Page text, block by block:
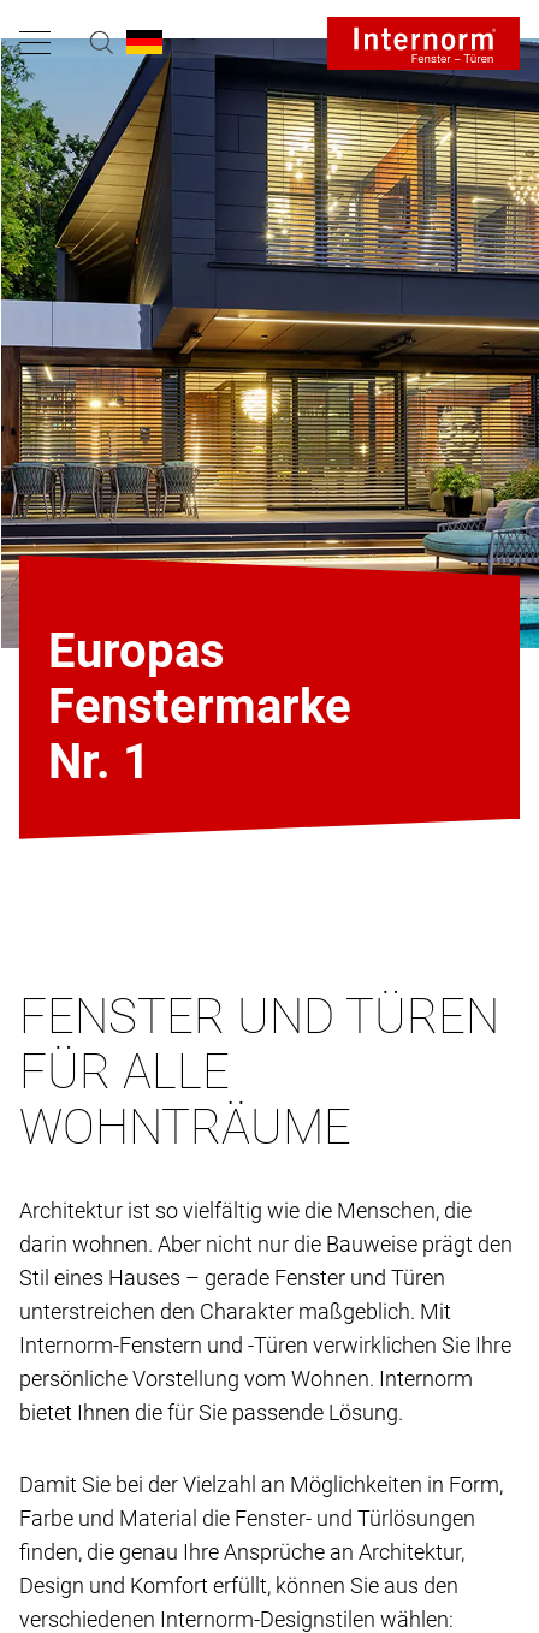
Europas
Fenstermarke
Nr. 1
FENSTER UND TÜREN
FÜR ALLE
WOHNTRÄUME
Architektur ist so vielfältig wie die Menschen, die
darin wohnen. Aber nicht nur die Bauweise prägt den
Stil eines Hauses – gerade Fenster und Türen
unterstreichen den Charakter maßgeblich. Mit
Internorm-Fenstern und -Türen verwirklichen Sie Ihre
persönliche Vorstellung vom Wohnen. Internorm
bietet Ihnen die für Sie passende Lösung.
Damit Sie bei der Vielzahl an Möglichkeiten in Form,
Farbe und Material die Fenster- und Türlösungen
finden, die genau Ihre Ansprüche an Architektur,
Design und Komfort erfüllt, können Sie aus den
verschiedenen Internorm-Designstilen wählen: